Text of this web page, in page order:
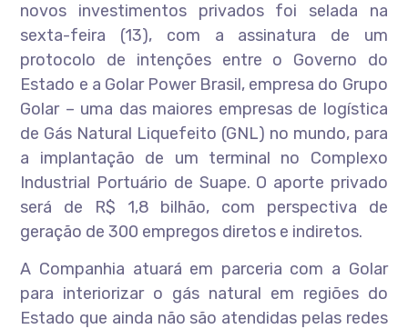
novos investimentos privados foi selada na
sexta-feira (13), com a assinatura de um
protocolo de intenções entre o Governo do
Estado e a Golar Power Brasil, empresa do Grupo
Golar – uma das maiores empresas de logística
de Gás Natural Liquefeito (GNL) no mundo, para
a implantação de um terminal no Complexo
Industrial Portuário de Suape. O aporte privado
será de R$ 1,8 bilhão, com perspectiva de
geração de 300 empregos diretos e indiretos.
A Companhia atuará em parceria com a Golar
para interiorizar o gás natural em regiões do
Estado que ainda não são atendidas pelas redes